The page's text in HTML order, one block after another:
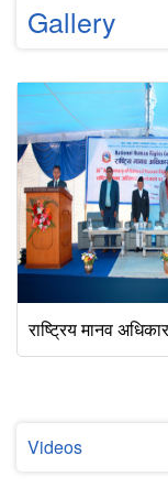
Gallery
Videos